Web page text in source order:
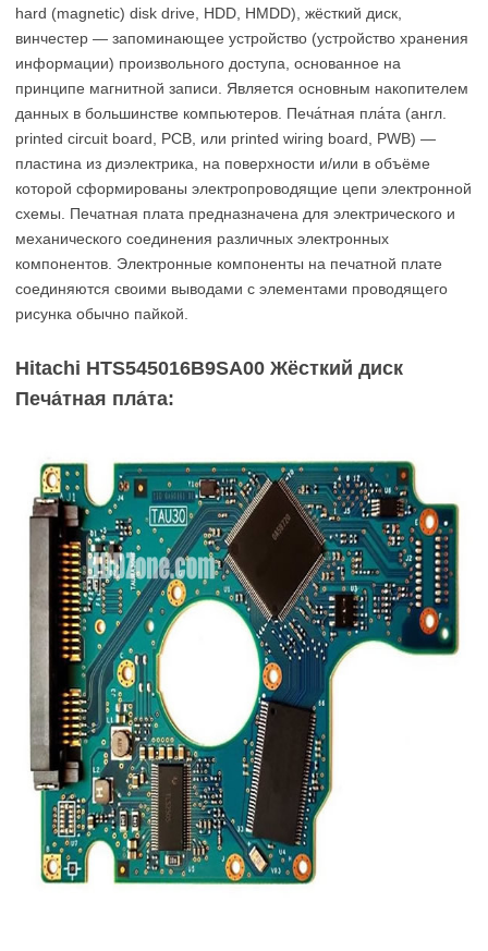
hard (magnetic) disk drive, HDD, HMDD), жёсткий диск,
винчестер — запоминающее устройство (устройство хранения
информации) произвольного доступа, основанное на
принципе магнитной записи. Является основным накопителем
данных в большинстве компьютеров. Печа́тная пла́та (англ.
printed circuit board, PCB, или printed wiring board, PWB) —
пластина из диэлектрика, на поверхности и/или в объёме
которой сформированы электропроводящие цепи электронной
схемы. Печатная плата предназначена для электрического и
механического соединения различных электронных
компонентов. Электронные компоненты на печатной плате
соединяются своими выводами с элементами проводящего
рисунка обычно пайкой.
Hitachi HTS545016B9SA00 Жёсткий диск
Печа́тная пла́та: